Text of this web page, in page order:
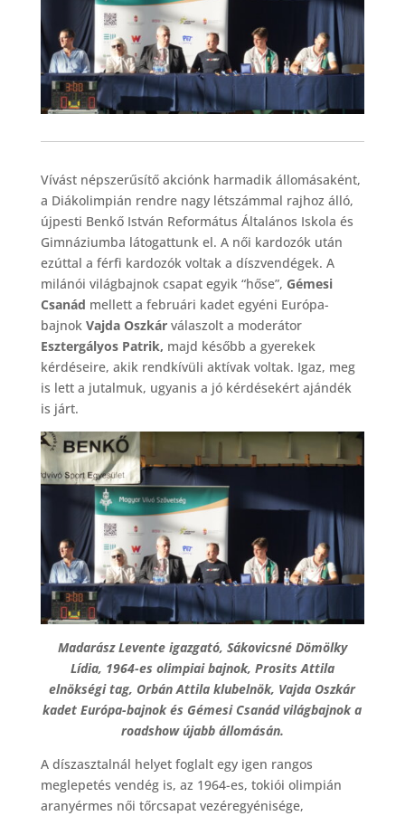
Vívást népszerűsítő akciónk harmadik állomásaként,
a Diákolimpián rendre nagy létszámmal rajhoz álló,
újpesti Benkő István Református Általános Iskola és
Gimnáziumba látogattunk el. A női kardozók után
ezúttal a férfi kardozók voltak a díszvendégek. A
milánói világbajnok csapat egyik “hőse”, Gémesi
Csanád mellett a februári kadet egyéni Európa-
bajnok Vajda Oszkárválaszolt a moderátor
Esztergályos Patrik, majd később a gyerekek
kérdéseire, akik rendkívüli aktívak voltak. Igaz, meg
is lett a jutalmuk, ugyanis a jó kérdésekért ajándék
is járt.
Madarász Levente igazgató, Sákovicsné Dömölky
Lídia, 1964-es olimpiai bajnok, Prosits Attila
elnökségi tag, Orbán Attila klubelnök, Vajda Oszkár
kadet Európa-bajnok és Gémesi Csanád világbajnok a
roadshow újabb állomásán.
A díszasztalnál helyet foglalt egy igen rangos
meglepetés vendég is, az 1964-es, tokiói olimpián
aranyérmes női tőrcsapat vezéregyénisége,